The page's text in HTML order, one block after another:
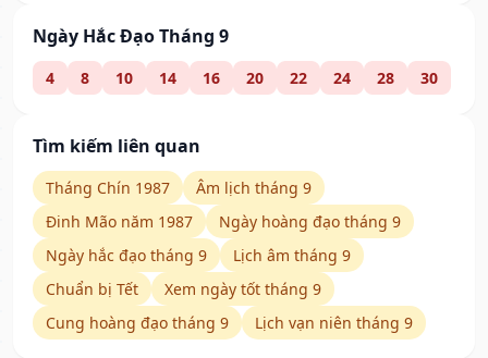
Ngày Hắc Đạo Tháng 9
4 8 10 14 16 20 22 24 28 30
Tìm kiếm liên quan
Tháng Chín 1987
Âm lịch tháng 9
Đinh Mão năm 1987
Ngày hoàng đạo tháng 9
Ngày hắc đạo tháng 9
Lịch âm tháng 9
Chuẩn bị Tết
Xem ngày tốt tháng 9
Cung hoàng đạo tháng 9
Lịch vạn niên tháng 9